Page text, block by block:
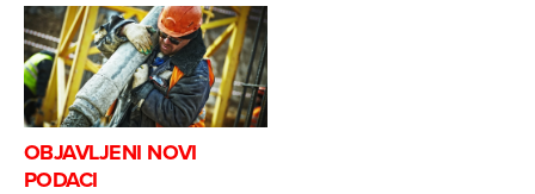
OBJAVLJENI NOVI
PODACI